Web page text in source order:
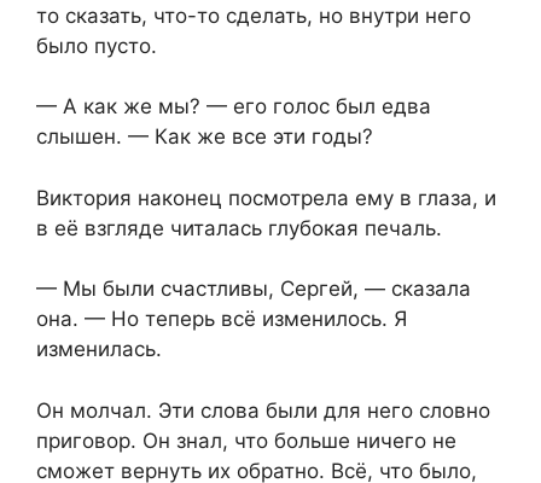
то сказать, что-то сделать, но внутри него
было пусто.
— А как же мы? — его голос был едва
слышен. — Как же все эти годы?
Виктория наконец посмотрела ему в глаза, и
в её взгляде читалась глубокая печаль.
— Мы были счастливы, Сергей, — сказала
она. — Но теперь всё изменилось. Я
изменилась.
Он молчал. Эти слова были для него словно
приговор. Он знал, что больше ничего не
сможет вернуть их обратно. Всё, что было,